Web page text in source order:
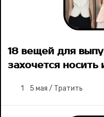
18 вещей для
захочется носить
1 5 мая / Тратить